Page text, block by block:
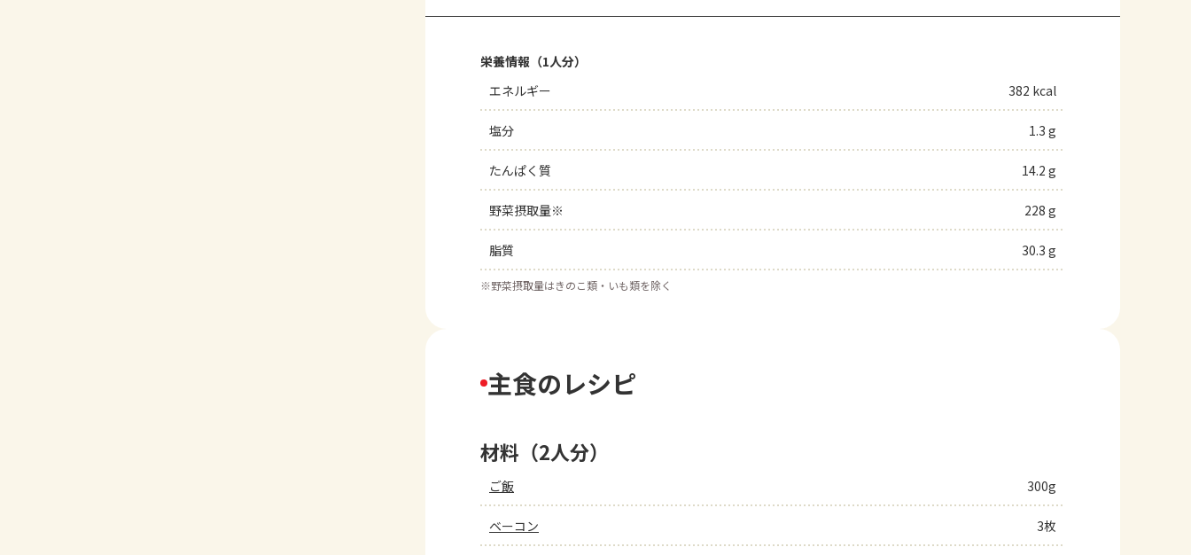
栄養情報（1人分）
エネルギー
382 kcal
塩分 1.3 g
たんぱく質 14.2 g
野菜摂取量※ 228 g
脂質 30.3 g
※野菜摂取量はきのこ類・いも類を除く
主食のレシピ
材料（2人分）
ご飯 300g
ベーコン 3枚